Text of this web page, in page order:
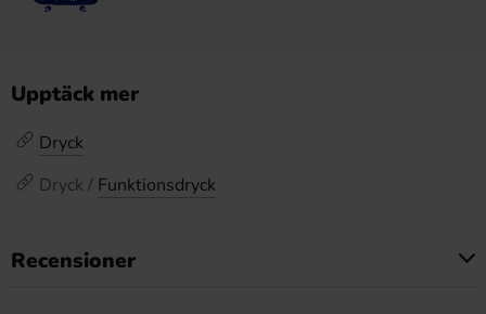
Upptäck mer
Dryck
Dryck / Funktionsdryck
Recensioner